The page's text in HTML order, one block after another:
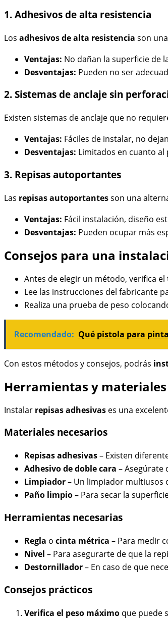
1. Adhesivos de alta resistencia
Los adhesivos de alta resistencia son
Ventajas: No dañan la superficie de
Desventajas: Pueden no ser
2. Sistemas de anclaje sin
Existen sistemas de anclaje que no
Ventajas: Fáciles de instalar, no
Desventajas: Limitados en cuanto
3. Repisas autoportantes
Las repisas autoportantesson una
Ventajas: Fácil instalación, diseño
Desventajas: Pueden ocupar más
Consejos para una
Antes de elegir un método, verifica
Lee las instrucciones del fabricante
Realiza una prueba de peso
Recomendado: Qué pistola para
Con estos métodos y consejos, podrás
Herramientas y
Instalar repisas adhesivas es una
Materiales necesarios
Repisas adhesivas– Existen
Adhesivo de doble cara – Asegúrate
Limpiador– Un limpiador multiusos
Paño limpio– Para secar la
Herramientas necesarias
Regla o cinta métrica – Para medir
Nivel – Para asegurarte de que la
Destornillador– En caso de que
Consejos prácticos
Verifica el peso máximo que puede